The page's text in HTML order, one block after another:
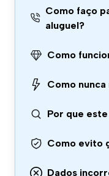
Como faço
aluguel?
Como
Como
Por que
Como evito
Dados